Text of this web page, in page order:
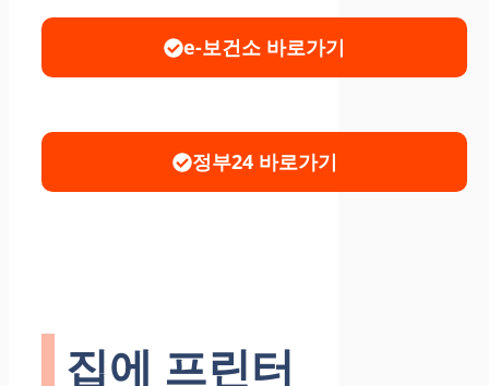
e-보건소 바로가기
정부24 바로가기
집에 프린터